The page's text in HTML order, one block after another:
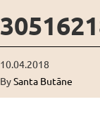
10.04.2018
BySanta Butāne